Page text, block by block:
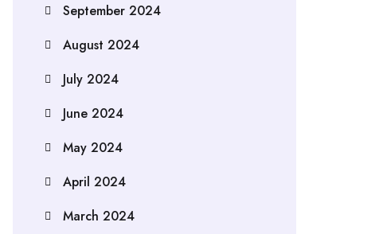
September 2024
August 2024
July 2024
June 2024
May 2024
April 2024
March 2024